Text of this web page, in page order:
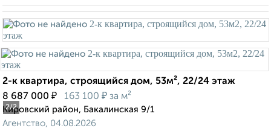
2/2
2-к квартира, строящийся дом, 53м², 22/24 этаж
8 687 000 ₽ 163 100 ₽ за м²
Кировский район, Бакалинская 9/1
Агентство, 04.08.2026